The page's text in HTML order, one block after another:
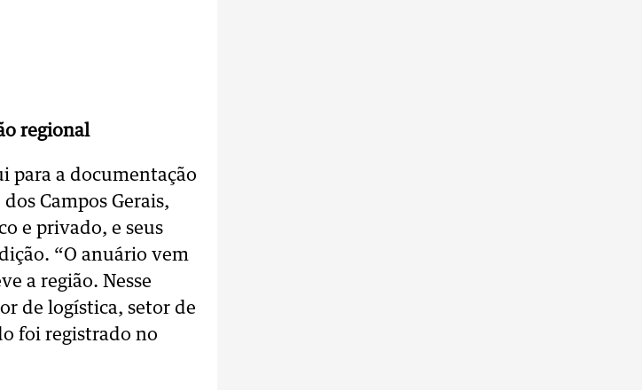
regional
para a documentação
Campos Gerais,
e privado, e seus
“O anuário vem
a região. Nesse
de logística, setor de
foi registrado no